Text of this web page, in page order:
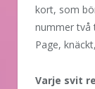
kort, som
nummer två
Page,
Varje svit